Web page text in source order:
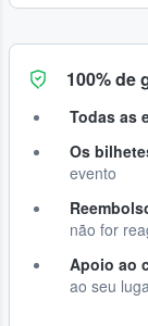
100% de
Todas as
Os
evento
não for
Apoio ao
ao seu